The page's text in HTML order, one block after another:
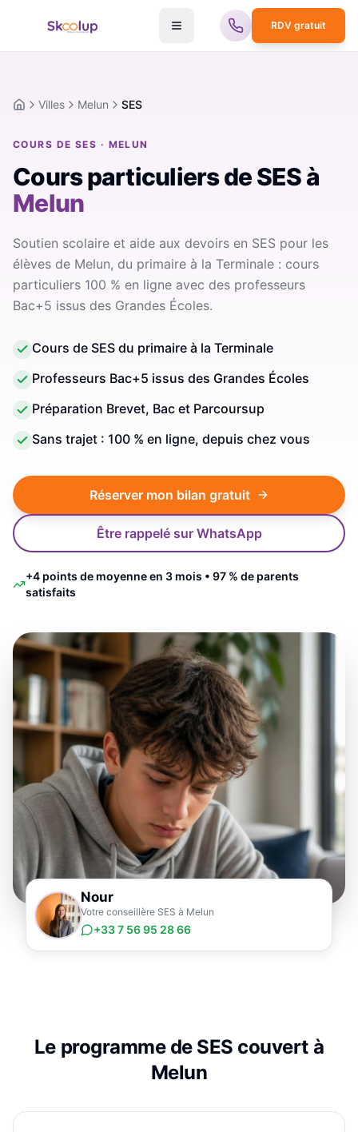
RDV gratuit
AccueilVilles Melun SES
COURS DE SES · MELUN
Cours particuliers de SESà
Melun
Soutien scolaire et aide aux devoirs en SES pour les
élèves de Melun, du primaire à la Terminale : cours
particuliers 100 % en ligne avec des professeurs
Bac+5 issus des Grandes Écoles.
Cours de SES du primaire à la Terminale
Professeurs Bac+5 issus des Grandes Écoles
Préparation Brevet, Bac et Parcoursup
Sans trajet : 100 % en ligne, depuis chez vous
Réserver mon bilan gratuit
Être rappelé sur WhatsApp
+4 points de moyenne en 3 mois • 97 % de parents
satisfaits
Nour
Votre conseillère SES à Melun
+33 7 56 95 28 66
Le programme de SES couvert à
Melun